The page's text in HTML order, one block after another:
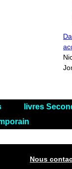
livres
Nous